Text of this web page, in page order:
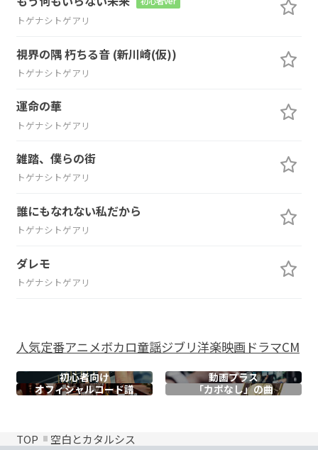
トゲナシトゲアリ
視界の隅 朽ちる音 (新川崎(仮))
トゲナシトゲアリ
運命の華
トゲナシトゲアリ
雑踏、僕らの街
トゲナシトゲアリ
誰にもなれない私だから
トゲナシトゲアリ
ダレモ
トゲナシトゲアリ
人気定番アニメボカロ童謡ジブリ洋楽映画ドラマCM
初心者向け
動画プラス
オフィシャルコード譜 「カポなし」の曲
TOP 空白とカタルシス